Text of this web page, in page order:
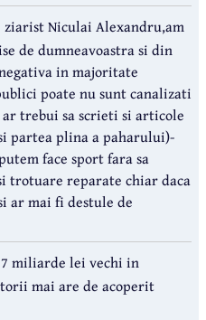
Niculai Alexandru,am
de dumneavoastra si din
in majoritate
poate nu sunt canalizati
trebui sa scrieti si articole
partea plina a paharului)-
face sport fara sa
trotuare reparate chiar daca
ar mai fi destule de
7 miliarde lei vechi in
mai are de acoperit